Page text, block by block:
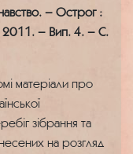
– Острог :
2011. – Вип. 4. – С.
матеріали про
зібрання та
на розгляд